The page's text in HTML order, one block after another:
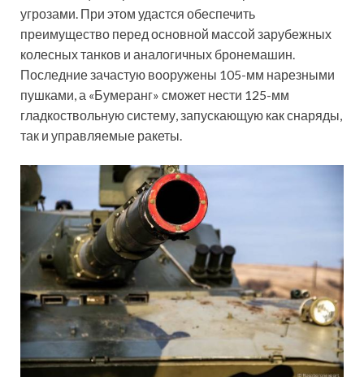
угрозами. При этом удастся обеспечить
преимущество перед основной массой зарубежных
колесных танков и аналогичных бронемашин.
Последние зачастую вооружены 105-мм нарезными
пушками, а «Бумеранг» сможет нести 125-мм
гладкоствольную систему, запускающую как снаряды,
так и управляемые ракеты.